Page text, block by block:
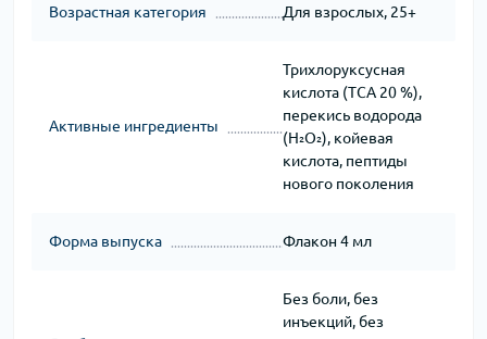
Возрастная категория Для взрослых, 25+
Активные ингредиенты
Трихлоруксусная
кислота (TCA 20 %),
перекись водорода
(H₂O₂), койевая
кислота, пептиды
нового поколения
Форма выпуска Флакон 4 мл
Без боли, без
инъекций, без